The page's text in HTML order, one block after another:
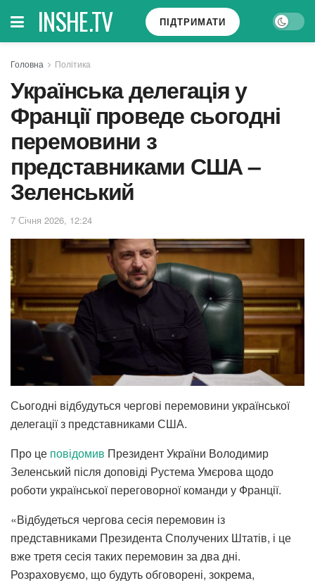
INSHE.TV ПІДТРИМАТИ
Головна Політика
Українська делегація у
Франції проведе сьогодні
перемовини з
представниками США –
Зеленський
7 Січня 2026, 12:24
Сьогодні відбудуться чергові перемовини української
делегації з представниками США.
Про це повідомив Президент України Володимир
Зеленський після доповіді Рустема Умєрова щодо
роботи української переговорної команди у Франції.
«Відбудеться чергова сесія перемовин із
представниками Президента Сполучених Штатів, і це
вже третя сесія таких перемовин за два дні.
Розраховуємо, що будуть обговорені, зокрема,